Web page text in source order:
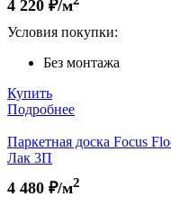
4 220 ₽/м
Условия покупки:
Без монтажа
Купить
Подробнее
Паркетная доска Focus
Лак 3П
4 480 ₽/м2